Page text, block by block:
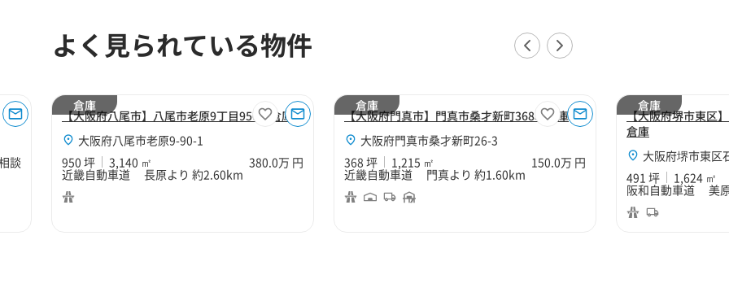
よく見られている物件
談
【大阪府八尾市】八尾市老原9丁目950坪倉庫
大阪府八尾市老原9-90-1
950 坪
3,140 ㎡ 380.0万 円
近畿自動車道 長原より 約2.60km
倉庫
【大阪府門真市】門真市桑才新町368坪倉庫
大阪府門真市桑才新町26-3
368 坪
1,215 ㎡ 150.0万 円
近畿自動車道 門真より 約1.60km
倉庫
【大阪府堺市東区
倉庫
大阪府堺市東区
491 坪
1,624 ㎡
阪和自動車道 美
倉庫